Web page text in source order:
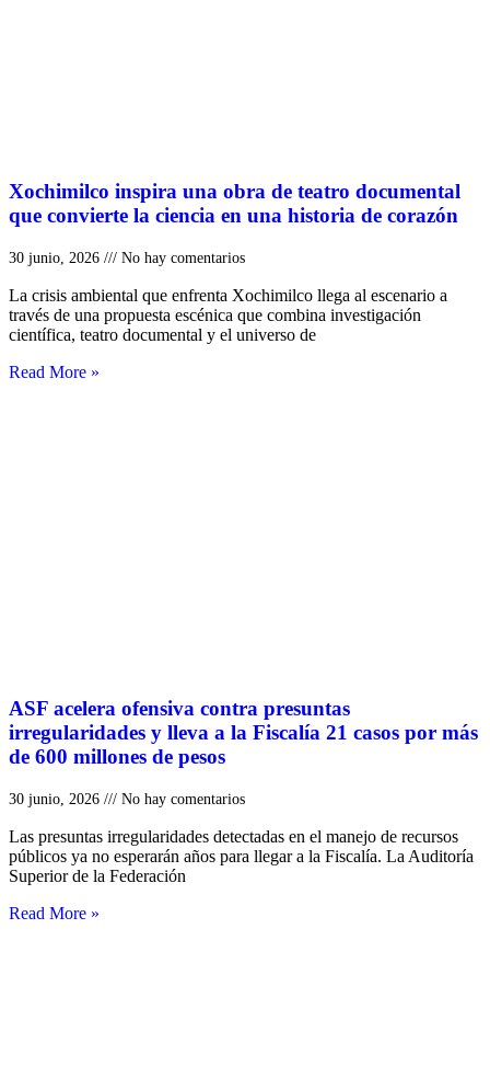
Xochimilco inspira una obra de teatro documental
que convierte la ciencia en una historia de corazón
30 junio, 2026 No hay comentarios
La crisis ambiental que enfrenta Xochimilco llega al escenario a
través de una propuesta escénica que combina investigación
científica, teatro documental y el universo de
Read More »
ASF acelera ofensiva contra presuntas
irregularidades y lleva a la Fiscalía 21 casos por más
de 600 millones de pesos
30 junio, 2026 No hay comentarios
Las presuntas irregularidades detectadas en el manejo de recursos
públicos ya no esperarán años para llegar a la Fiscalía. La Auditoría
Superior de la Federación
Read More »